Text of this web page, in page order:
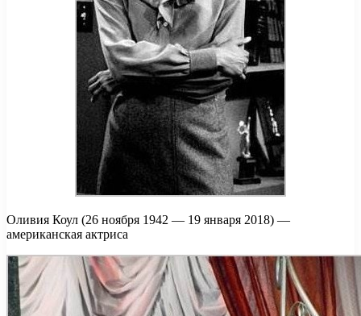
Оливия Коул (26 ноября 1942 — 19 января 2018) —
американская актриса